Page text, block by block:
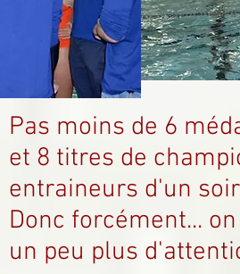
Pas moins de 6
et 8 titres de
entraineurs d'un
Donc forcément...
un peu plus